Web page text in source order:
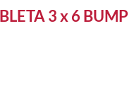
3 x 6 BUMP